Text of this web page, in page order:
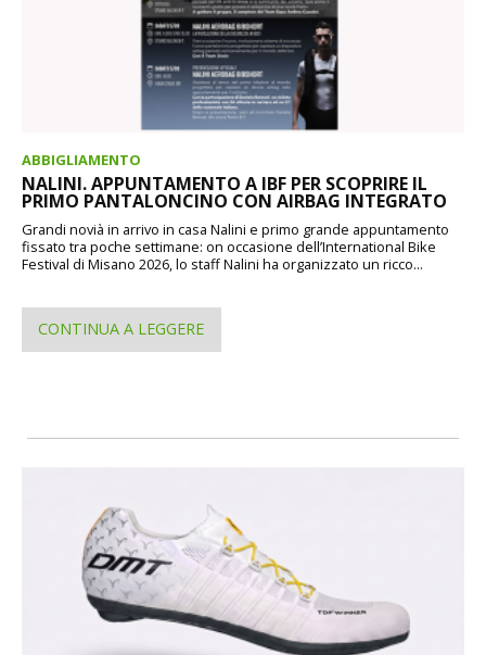
ABBIGLIAMENTO
NALINI. APPUNTAMENTO A IBF PER SCOPRIRE IL
PRIMO PANTALONCINO CON AIRBAG INTEGRATO
Grandi novià in arrivo in casa Nalini e primo grande appuntamento
fissato tra poche settimane: on occasione dell’International Bike
Festival di Misano 2026, lo staff Nalini ha organizzato un ricco...
CONTINUA A LEGGERE